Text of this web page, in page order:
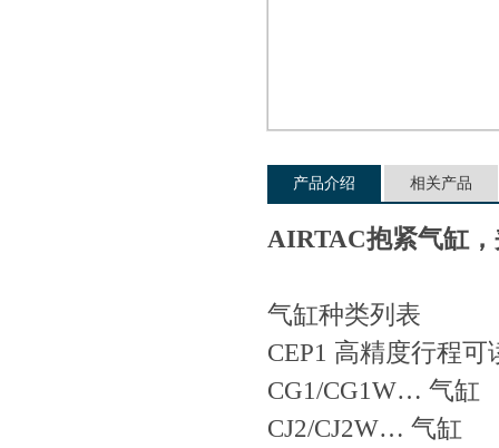
产品介绍 相关产品
AIRTAC抱紧气缸
气缸种类列表
CEP1 高精度行程可
CG1/CG1W… 气缸
CJ2/CJ2W… 气缸